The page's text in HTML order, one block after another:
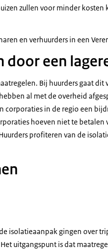
zullen voor minder
en verhuurders in een
een
Bij huurders gaat dit
al met de overheid
corporaties in de regio een
hoeven niet te
profiteren van de
isolatieaanpak gingen over
uitgangspunt is dat